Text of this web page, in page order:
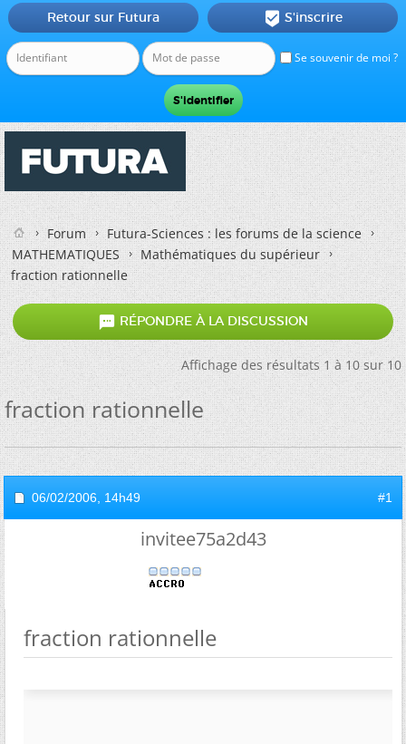
Se souvenir de moi ?
Retour sur Futura  S'inscrire
Forum
Futura-Sciences : les forums de la science
MATHEMATIQUES
Mathématiques du supérieur
fraction rationnelle
 RÉPONDRE À LA DISCUSSION
Affichage des résultats 1 à 10 sur 10
fraction rationnelle
06/02/2006, 14h49 #1
invitee75a2d43
fraction rationnelle